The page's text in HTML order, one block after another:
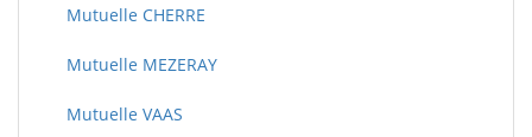
Mutuelle CHERRE
Mutuelle MEZERAY
Mutuelle VAAS